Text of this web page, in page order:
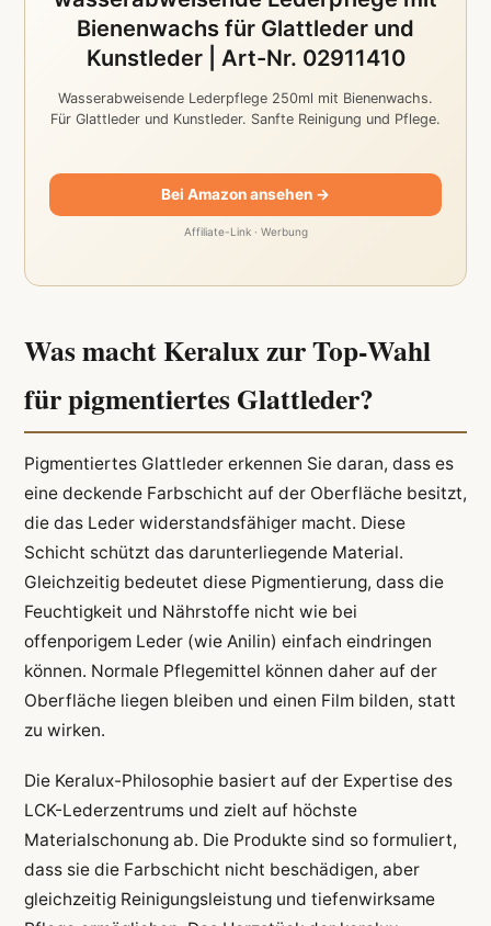
Bienenwachs für Glattleder und
Kunstleder | Art-Nr. 02911410
Wasserabweisende Lederpflege 250ml mit Bienenwachs.
Für Glattleder und Kunstleder. Sanfte Reinigung und Pflege.
Bei Amazon ansehen →
Affiliate-Link · Werbung
Was macht Keralux zur Top-Wahl
für pigmentiertes Glattleder?
Pigmentiertes Glattleder erkennen Sie daran, dass es
eine deckende Farbschicht auf der Oberfläche besitzt,
die das Leder widerstandsfähiger macht. Diese
Schicht schützt das darunterliegende Material.
Gleichzeitig bedeutet diese Pigmentierung, dass die
Feuchtigkeit und Nährstoffe nicht wie bei
offenporigem Leder (wie Anilin) einfach eindringen
können. Normale Pflegemittel können daher auf der
Oberfläche liegen bleiben und einen Film bilden, statt
zu wirken.
Die Keralux-Philosophie basiert auf der Expertise des
LCK-Lederzentrums und zielt auf höchste
Materialschonung ab. Die Produkte sind so formuliert,
dass sie die Farbschicht nicht beschädigen, aber
gleichzeitig Reinigungsleistung und tiefenwirksame